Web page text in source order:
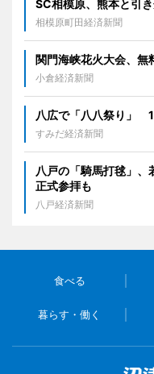
SC相模原、熊本と引
相模原町田経済新聞
関門海峡花火大会、無
小倉経済新聞
八広で「八八祭り」
すみだ経済新聞
八戸の「騎馬打毬」
正式参拝も
八戸経済新聞
食べる
暮らす・働く